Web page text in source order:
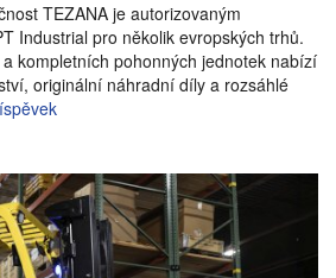
TEZANA je autorizovaným
Industrial pro několik evropských trhů.
kompletních pohonných jednotek nabízí
originální náhradní díly a rozsáhlé